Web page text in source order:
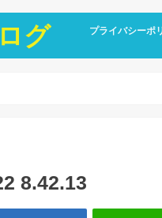
グ プライバシーポ
8.42.13